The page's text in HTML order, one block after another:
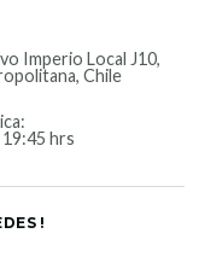
Imperio Local J10,
Chile
hrs
!